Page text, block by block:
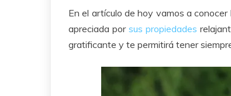
febrero,
2025
En el artículo de hoy vamos a conocer
apreciada porsus propiedades
gratificante y te permitirá tener